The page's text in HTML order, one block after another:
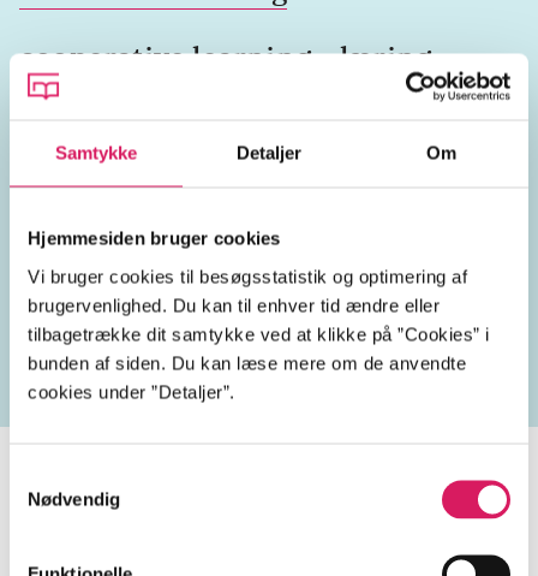
Samtykke Detaljer Om
Hjemmesiden bruger cookies
Vi bruger cookies til besøgsstatistik og optimering af
brugervenlighed. Du kan til enhver tid ændre eller
tilbagetrække dit samtykke ved at klikke på ”Cookies” i
bunden af siden. Du kan læse mere om de anvendte
cookies under ”Detaljer”.
Nødvendig
cooperative learning
læring
Lignende emneord
didaktik læreprocesser undervisningsmetodik